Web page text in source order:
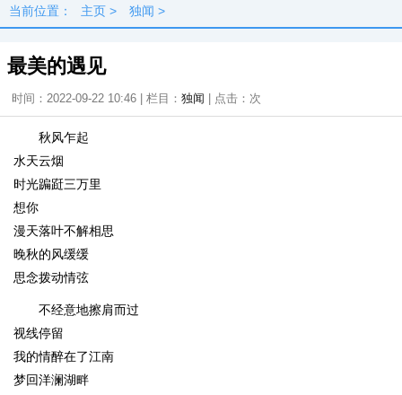
当前位置： 主页 > 独闻 >
最美的遇见
时间：2022-09-22 10:46 | 栏目： 独闻 | 点击： 次
秋风乍起
水天云烟
时光蹁跹三万里
想你
漫天落叶不解相思
晚秋的风缓缓
思念拨动情弦
不经意地擦肩而过
视线停留
我的情醉在了江南
梦回洋澜湖畔